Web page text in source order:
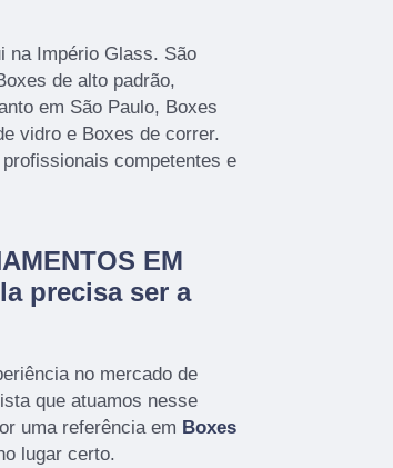
na Império Glass. São
de alto padrão,
em São Paulo, Boxes
vidro e Boxes de correr.
competentes e
EM
precisa ser a
no mercado de
que atuamos nesse
uma referência em Boxes
lugar certo.